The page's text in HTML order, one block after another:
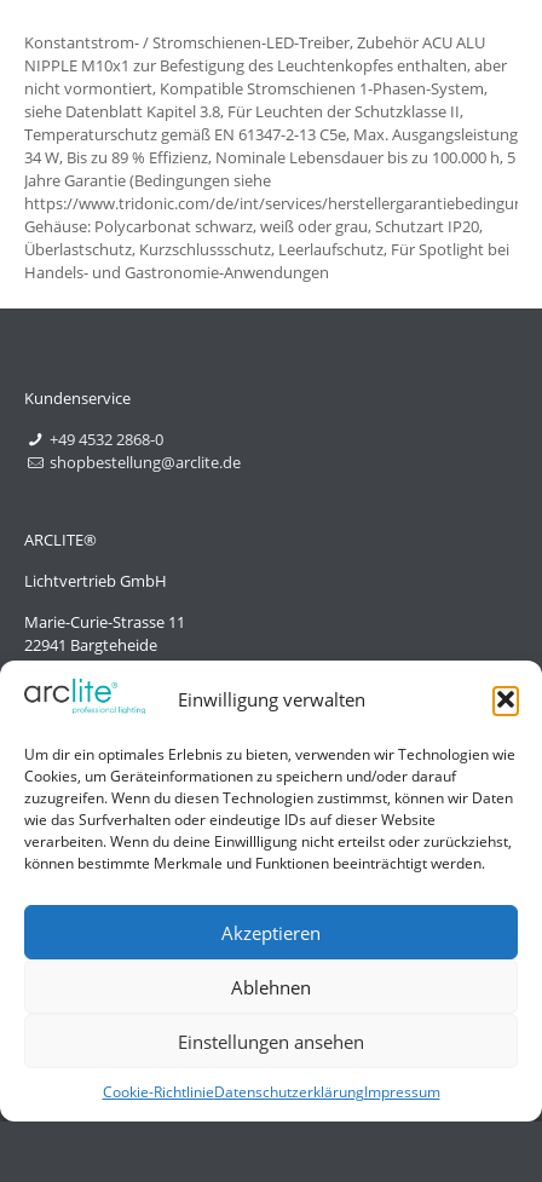
Einwilligung verwalten
Um dir ein optimales Erlebnis zu bieten, verwenden wir Technologien wie
Cookies, um Geräteinformationen zu speichern und/oder darauf
zuzugreifen. Wenn du diesen Technologien zustimmst, können wir Daten
wie das Surfverhalten oder eindeutige IDs auf dieser Website
verarbeiten. Wenn du deine Einwillligung nicht erteilst oder zurückziehst,
können bestimmte Merkmale und Funktionen beeinträchtigt werden.
Akzeptieren
Ablehnen
Einstellungen ansehen
Cookie-RichtlinieDatenschutzerklärungImpressum
Konstantstrom- / Stromschienen-LED-Treiber, Zubehör ACU ALU
NIPPLE M10x1 zur Befestigung des Leuchtenkopfes enthalten, aber
nicht vormontiert, Kompatible Stromschienen 1-Phasen-System,
siehe Datenblatt Kapitel 3.8, Für Leuchten der Schutzklasse II,
Temperaturschutz gemäß EN 61347-2-13 C5e, Max. Ausgangsleistung
34 W, Bis zu 89 % Effizienz, Nominale Lebensdauer bis zu 100.000 h, 5
Jahre Garantie (Bedingungen siehe
https://www.tridonic.com/de/int/services/
Gehäuse: Polycarbonat schwarz, weiß oder grau, Schutzart IP20,
Überlastschutz, Kurzschlussschutz, Leerlaufschutz, Für Spotlight bei
Handels- und Gastronomie-Anwendungen
Kundenservice
+49 4532 2868-0
shopbestellung@arclite.de
ARCLITE®
Lichtvertrieb GmbH
Marie-Curie-Strasse 11
22941 Bargteheide
Deutschland/Germany
Hilfe
Liefer- und Zahlungsbedingungen
Kontakt